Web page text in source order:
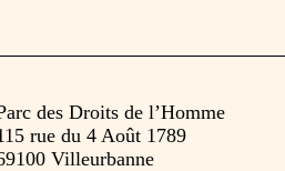
des Droits de l’Homme
rue du 4 Août 1789
Villeurbanne